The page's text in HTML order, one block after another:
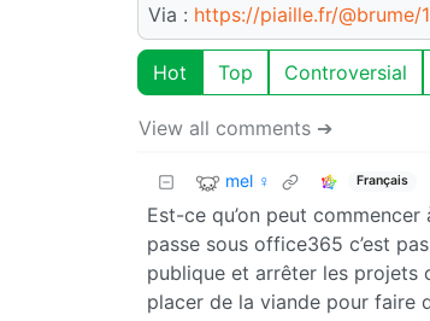
Via : https://piaille.fr/@brume/
Hot Top Controversial
View all comments ➔
mel ♀ Français
Est-ce qu’on peut
passe sous office365 c’est
publique et arrêter les projets
placer de la viande pour faire